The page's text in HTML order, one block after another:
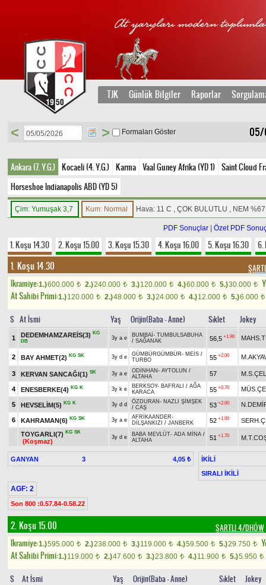
TJK Günlük Bilgiler Raporlar
05/
< > Formaları Göster
Ankara (7. Y.G.) Kocaeli (4. Y.G.) Karma Vaal Guney Afrika (YD 1) Saint Cloud
Horseshoe Indianapolis ABD (YD 5)
Çim: Yumuşak 3,7 Kum: Normal Hava: 11 C , ÇOK BULUTLU , NEM %67
PDF Sonuçlar Özet PDF
1. Koşu 14.30 2. Koşu 15.00 3. Koşu 15.30 4. Koşu 16.00 5. Koşu 16.30 6.
1. Koşu 14.30
Ikramiye:1.)600.000 t 2.)240.000 t 3.)120.000 t 4.)60.000 t 5.)30.000 t
At Sahibi Primi:1.)120.000 t 2.)48.000 t 3.)24.000 t 4.)12.000 t 5.)6.000 t
S At İsmi Yaş Orijin(Baba - Anne) Sıklet Jokey
1 DEDEMHAMZAREİS(3) KG
DB
3y a e BUMBAİ - TUMBULSABUHA
/ SAĞANAK 56,5 +1.90
2 BAY AHMET(2) KG SK 3y d e GÜMBÜRGÜMBÜR- MEİS /
TURBO
55 +2.00
3 KERVAN SANCAĞI(1) SK 3y a e ODİNHAN - AYTOLUN /
ALTAHA
57
4 ENESBERKE(4) KG K 3y k e BERKSOY- BAFRALI / AĞA
KARACA
55 +0.70
5 HEVSELİM(5) KG K 3y d d ÖZDURAN - NAZLI ŞİMŞEK
/ CAŞ 53 +2.00
6 KAHRAMAN(6) KG SK 3y a e AFRİKAANDER-
DİLŞANKIZI / JANBERK 52 +1.00
TOYGARLI(7) KG SK
(Koşmaz)
3y d e BABA MEVLÜT- ADA MİNA /
ALTAHA
51 +1.70
GANYAN 3 4,05 ₺
İKİLİ
SIRALI İKİLİ
AGF: 2
Son 800 :0.57.84-0.58.22
2. Koşu 15.00 ŞARTLI 4/DHÖW
Ikramiye:1.)595.000 t 2.)238.000 t 3.)119.000 t 4.)59.500 t 5.)29.750 t
At Sahibi Primi:1.)119.000 t 2.)47.600 t 3.)23.800 t 4.)11.900 t 5.)5.950 t
S At İsmi Yaş Orijin(Baba - Anne) Sıklet Jokey